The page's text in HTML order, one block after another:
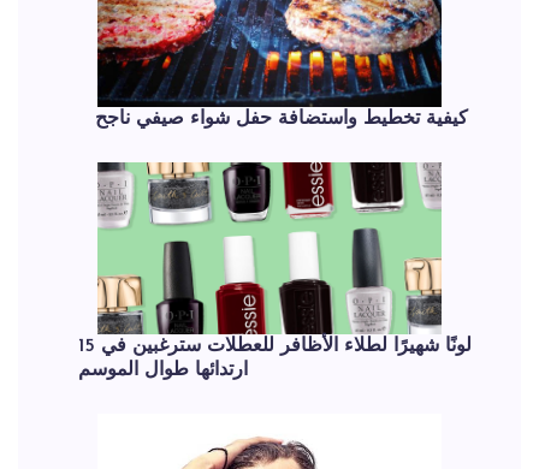
كيفية تخطيط واستضافة حفل شواء صيفي ناجح
15 لونًا شهيرًا لطلاء الأظافر للعطلات سترغبين في
ارتدائها طوال الموسم